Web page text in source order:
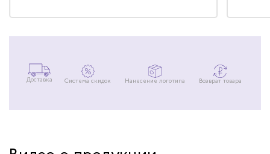
Доставка Система скидок Нанесение логотипа Возврат товара